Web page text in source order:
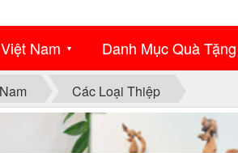
Nam ▼ Danh Mục Quà Tặng
Các Loại Thiệp